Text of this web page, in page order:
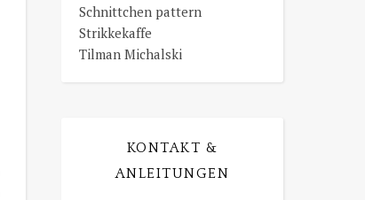
Schnittchen pattern
Strikkekaffe
Tilman Michalski
KONTAKT &
ANLEITUNGEN